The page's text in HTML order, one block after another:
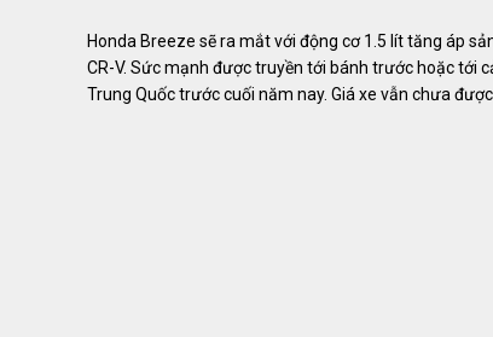
Honda Breeze sẽ ra mắt với động cơ 1.5 lít tăng áp
CR-V. Sức mạnh được truyền tới bánh trước hoặc tới
Trung Quốc trước cuối năm nay. Giá xe vẫn chưa